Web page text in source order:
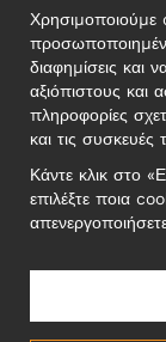
ΣΗΜΕΙΩΣΗ! Μη
διαφημίσεις και
αξιόπιστους και
πληροφορίες
και τις συσκευές
Κάντε κλικ στο
επιλέξτε ποια